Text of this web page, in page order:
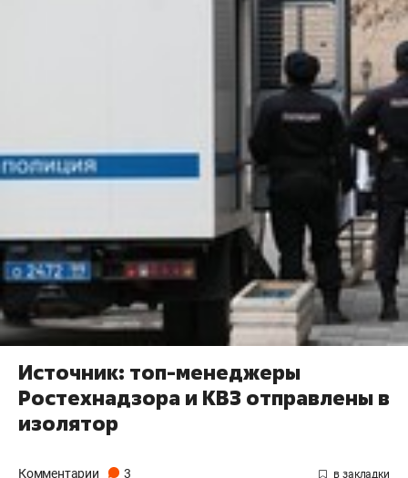
Источник: топ-менеджеры
Ростехнадзора и КВЗ отправлены в
изолятор
Комментарии 3